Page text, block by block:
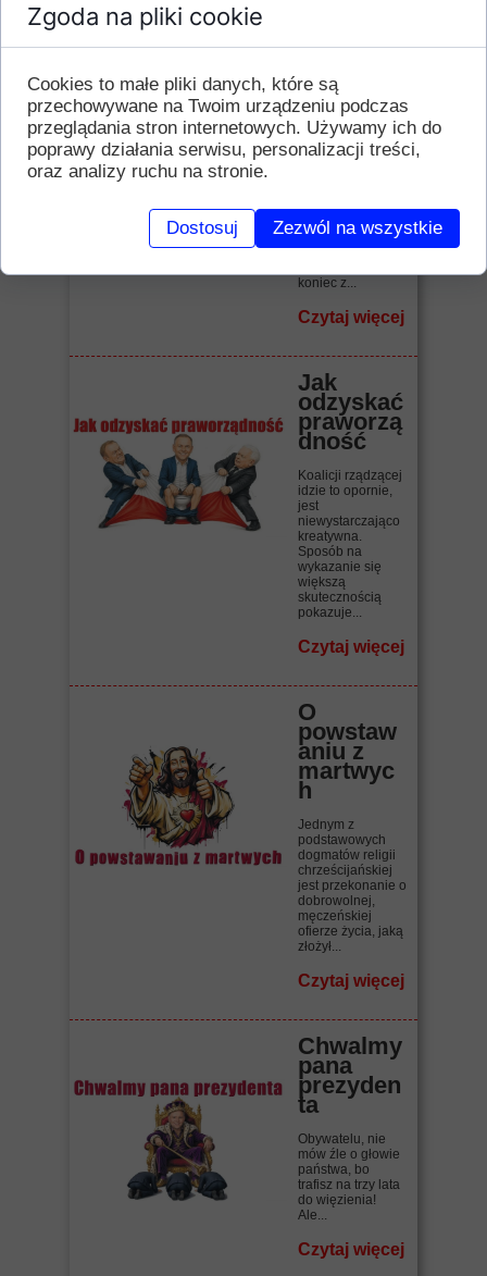
"Raj
ameryka
ński" bis
Biadolenie,
kwękanie.
Benzyna droga!
Wszystko drogie!
Inflacja! Jak żyć,
koniec z...
Czytaj więcej
Jak
odzyskać
praworzą
dność
Koalicji rządzącej
idzie to opornie,
jest
niewystarczająco
kreatywna.
Sposób na
wykazanie się
większą
skutecznością
pokazuje...
Czytaj więcej
O
powstaw
aniu z
martwyc
h
Jednym z
podstawowych
dogmatów religii
chrześcijańskiej
jest przekonanie o
dobrowolnej,
męczeńskiej
ofierze życia, jaką
złożył...
Czytaj więcej
Chwalmy
pana
prezyden
ta
Obywatelu, nie
mów źle o głowie
państwa, bo
trafisz na trzy lata
do więzienia!
Ale...
Czytaj więcej
Zgoda na pliki cookie
Cookies to małe pliki danych, które są
przechowywane na Twoim urządzeniu podczas
przeglądania stron internetowych. Używamy ich do
poprawy działania serwisu, personalizacji treści,
oraz analizy ruchu na stronie.
Dostosuj Zezwól na wszystkie